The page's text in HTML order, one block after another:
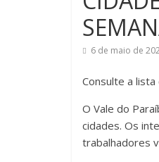
6 de maio de
Consulte a
O Vale do
cidades. Os
trabalhadores